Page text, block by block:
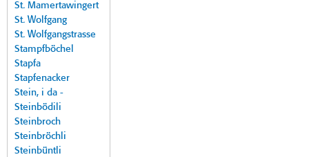
St. Mamertawingert
St. Wolfgang
St. Wolfgangstrasse
Stampfböchel
Stapfa
Stapfenacker
Stein, i da -
Steinbödili
Steinbroch
Steinbröchli
Steinbüntli